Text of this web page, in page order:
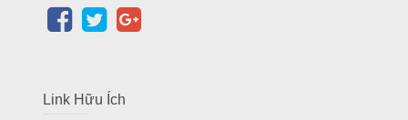
Link Hữu Ích